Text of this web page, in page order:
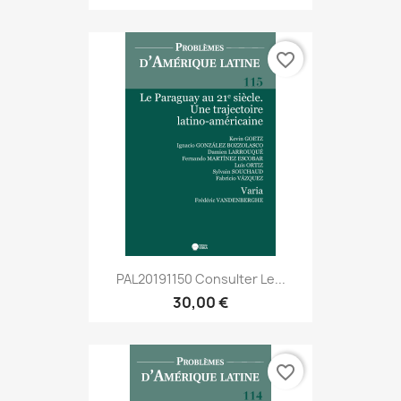
PAL20191150 Consulter Le...
30,00 €
favorite_border
favorite_border